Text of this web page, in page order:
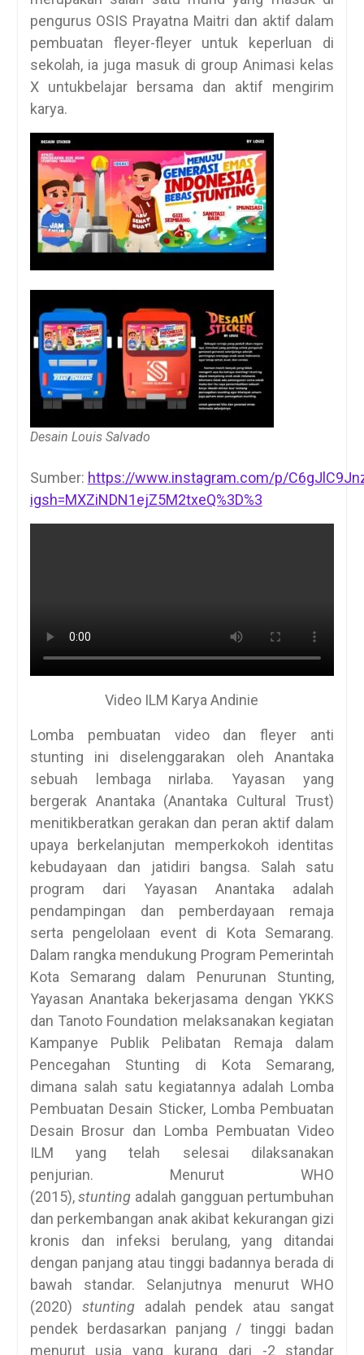
pengurus OSIS Prayatna Maitri dan aktif dalam
pembuatan fleyer-fleyer untuk keperluan di
sekolah, ia juga masuk di group Animasi kelas
X untukbelajar bersama dan aktif mengirim
karya.
Desain Louis Salvado
Sumber: https://www.instagram.com/p/
igsh=MXZiNDN1ejZ5M2txeQ%3D%3
Video ILM Karya Andinie
Lomba pembuatan video dan fleyer anti
stunting ini diselenggarakan oleh Anantaka
sebuah lembaga nirlaba. Yayasan yang
bergerak Anantaka (Anantaka Cultural Trust)
menitikberatkan gerakan dan peran aktif dalam
upaya berkelanjutan memperkokoh identitas
kebudayaan dan jatidiri bangsa. Salah satu
program dari Yayasan Anantaka adalah
pendampingan dan pemberdayaan remaja
serta pengelolaan event di Kota Semarang.
Dalam rangka mendukung Program Pemerintah
Kota Semarang dalam Penurunan Stunting,
Yayasan Anantaka bekerjasama dengan YKKS
dan Tanoto Foundation melaksanakan kegiatan
Kampanye Publik Pelibatan Remaja dalam
Pencegahan Stunting di Kota Semarang,
dimana salah satu kegiatannya adalah Lomba
Pembuatan Desain Sticker, Lomba Pembuatan
Desain Brosur dan Lomba Pembuatan Video
ILM yang telah selesai dilaksanakan
penjurian. Menurut WHO
(2015),stunting adalah gangguan pertumbuhan
dan perkembangan anak akibat kekurangan gizi
kronis dan infeksi berulang, yang ditandai
dengan panjang atau tinggi badannya berada di
bawah standar. Selanjutnya menurut WHO
(2020) stunting adalah pendek atau sangat
pendek berdasarkan panjang / tinggi badan
menurut usia yang kurang dari -2 standar